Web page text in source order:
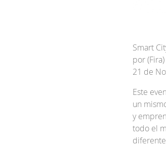
Smart
por
21 de
Este
un
y
todo el